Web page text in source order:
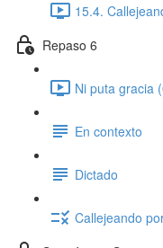
15.4.
Repaso 6
Ni puta gracia
En contexto
Dictado
Callejeando